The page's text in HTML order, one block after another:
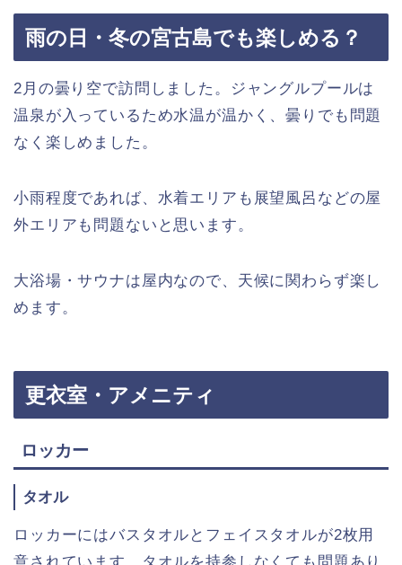
雨の日・冬の宮古島でも楽しめる？
2月の曇り空で訪問しました。ジャングルプールは
温泉が入っているため水温が温かく、曇りでも問題
なく楽しめました。
小雨程度であれば、水着エリアも展望風呂などの屋
外エリアも問題ないと思います。
大浴場・サウナは屋内なので、天候に関わらず楽し
めます。
更衣室・アメニティ
ロッカー
タオル
ロッカーにはバスタオルとフェイスタオルが2枚用